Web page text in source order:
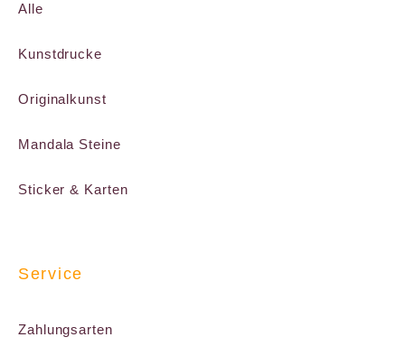
Alle
Kunstdrucke
Originalkunst
Mandala Steine
Sticker & Karten
Service
Zahlungsarten